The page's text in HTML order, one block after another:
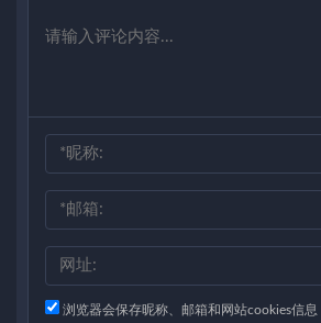
浏览器会保存昵称、邮箱和网站cookies信息